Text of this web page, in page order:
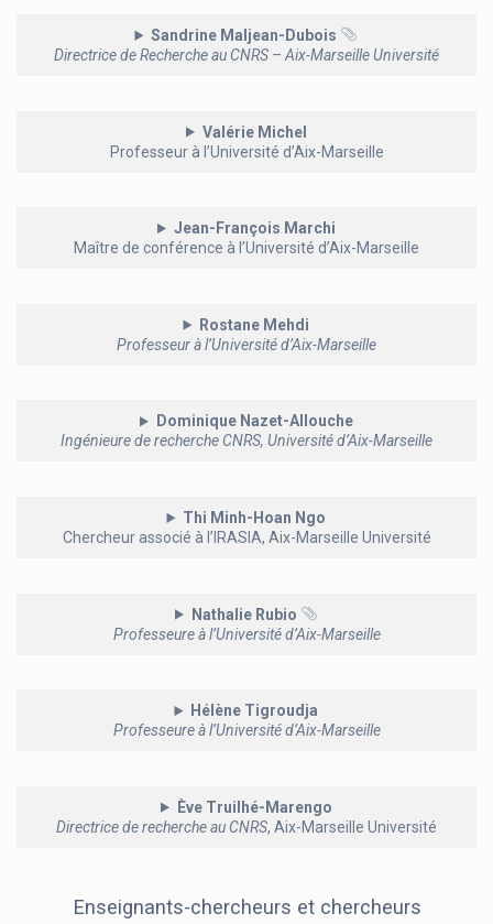
Sandrine Maljean-Dubois
Directrice de Recherche au CNRS – Aix-Marseille Université
Valérie Michel
Professeur à l’Université d’Aix-Marseille
Jean-François Marchi
Maître de conférence à l’Université d’Aix-Marseille
Rostane Mehdi
Professeur à l’Université d’Aix-Marseille
Dominique Nazet-Allouche
Ingénieure de recherche CNRS, Université d’Aix-Marseille
Thi Minh-Hoan Ngo
Chercheur associé à l’IRASIA, Aix-Marseille Université
Nathalie Rubio
Professeure à l’Université d’Aix-Marseille
Hélène Tigroudja
Professeure à l’Université d’Aix-Marseille
Ève Truilhé-Marengo
Directrice de recherche au CNRS, Aix-Marseille Université
Enseignants-chercheurs et chercheurs